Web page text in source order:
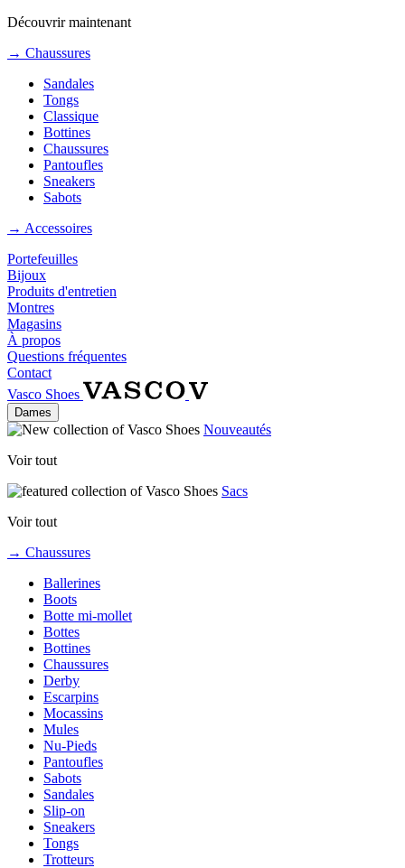
Découvrir maintenant
→ Chaussures
Sandales
Tongs
Classique
Bottines
Chaussures
Pantoufles
Sneakers
Sabots
→ Accessoires
Portefeuilles
Bijoux
Produits d'entretien
Montres
Magasins
À propos
Questions fréquentes
Contact
Vasco Shoes
Dames
Nouveautés
Voir tout
Sacs
Voir tout
→ Chaussures
Ballerines
Boots
Botte mi-mollet
Bottes
Bottines
Chaussures
Derby
Escarpins
Mocassins
Mules
Nu-Pieds
Pantoufles
Sabots
Sandales
Slip-on
Sneakers
Tongs
Trotteurs